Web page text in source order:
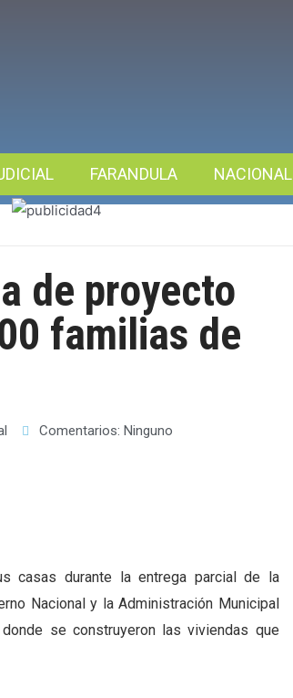
FARANDULA NACIONAL
de proyecto
familias de
Comentarios: Ninguno
casas durante la entrega parcial de la
Nacional y la Administración Municipal
se construyeron las viviendas que